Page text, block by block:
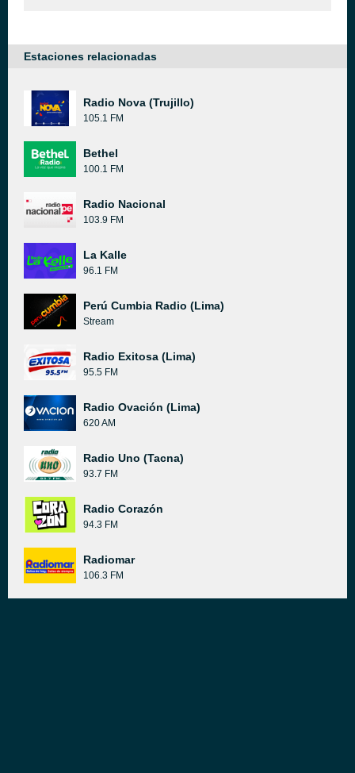
Estaciones relacionadas
Radio Nova (Trujillo)
105.1 FM
Bethel
100.1 FM
Radio Nacional
103.9 FM
La Kalle
96.1 FM
Perú Cumbia Radio (Lima)
Stream
Radio Exitosa (Lima)
95.5 FM
Radio Ovación (Lima)
620 AM
Radio Uno (Tacna)
93.7 FM
Radio Corazón
94.3 FM
Radiomar
106.3 FM